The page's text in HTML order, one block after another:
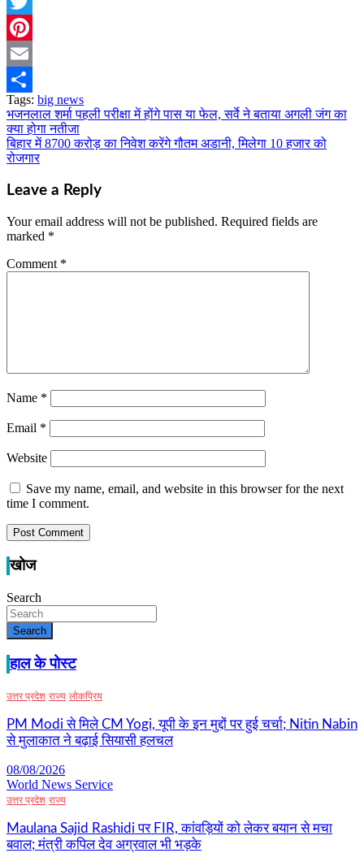
Twitter
Pinterest
Email
Share
Tags: big news
Post
navigation
भजनलाल शर्मा पहली परीक्षा में होंगे पास या फेल, सर्वे ने बताया अगली जंग का
क्या होगा नतीजा
बिहार में 8700 करोड़ का निवेश करेंगे गौतम अडानी, मिलेगा 10 हजार को
रोजगार
Leave a Reply
Your email address will not be published. Required fields are
marked *
Comment *
Name *
Email *
Website
Save my name, email, and website in this browser for the next
time I comment.
खोज
Search
Search
हाल के पोस्ट
उत्तर प्रदेश राज्य लोकप्रिय
PM Modi से मिले CM Yogi, यूपी के इन मुद्दों पर हुई चर्चा; Nitin Nabin
से मुलाकात ने बढ़ाई सियासी हलचल
08/08/2026
World News Service
उत्तर प्रदेश राज्य
Maulana Sajid Rashidi पर FIR, कांवड़ियों को लेकर बयान से मचा
बवाल; मंत्री कपिल देव अग्रवाल भी भड़के